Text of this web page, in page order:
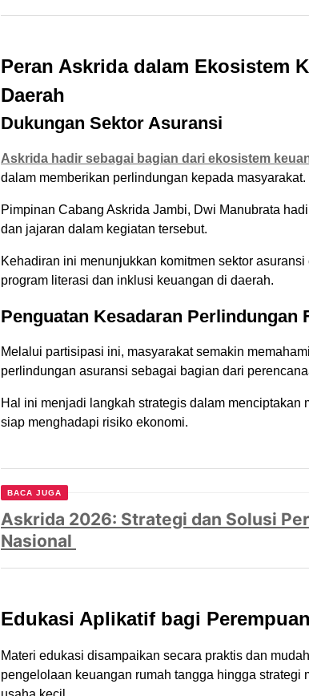
Peran Askrida dalam Ekosistem
Daerah
Dukungan Sektor Asuransi
Askrida hadir sebagai bagian dari ekosistem
dalam memberikan perlindungan kepada masyarakat.
Pimpinan Cabang Askrida Jambi, Dwi Manubrata
dan jajaran dalam kegiatan tersebut.
Kehadiran ini menunjukkan komitmen sektor
program literasi dan inklusi keuangan di daerah.
Penguatan Kesadaran Perlindungan
Melalui partisipasi ini, masyarakat semakin
perlindungan asuransi sebagai bagian dari
Hal ini menjadi langkah strategis dalam menciptakan
siap menghadapi risiko ekonomi.
BACA JUGA
Askrida 2026: Strategi dan Solusi
Nasional
Edukasi Aplikatif bagi
Materi edukasi disampaikan secara praktis dan
pengelolaan keuangan rumah tangga hingga strategi